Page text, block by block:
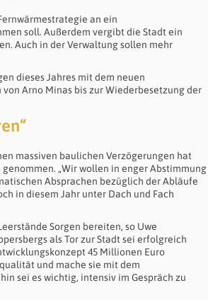
an ein
soll. Außerdem vergibt die Stadt ein
Auch in der Verwaltung sollen mehr
dieses Jahres mit dem neuen
Arno Minas bis zur Wiederbesetzung der
massiven baulichen Verzögerungen hat
„Wir wollen in enger Abstimmung
Absprachen bezüglich der Abläufe
in diesem Jahr unter Dach und Fach
Sorgen bereiten, so Uwe
als Tor zur Stadt sei erfolgreich
45 Millionen Euro
und mache sie mit dem
sei es wichtig, intensiv im Gespräch zu